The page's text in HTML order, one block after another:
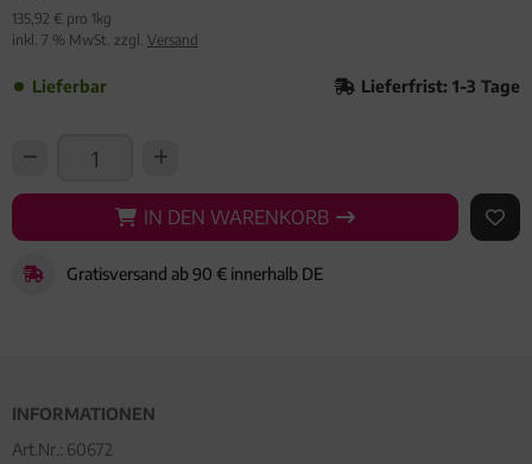
135,92 € pro 1kg
inkl. 7 % MwSt. zzgl. Versand
Lieferbar Lieferfrist: 1-3 Tage
IN DEN WARENKORB
IN DEN WARENKORB AUF
Gratisversand ab 90 € innerhalb DE
INFORMATIONEN
Art.Nr.: 60672